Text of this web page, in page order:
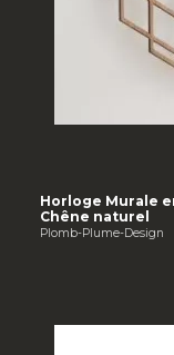
Horloge Murale
Chêne naturel
Plomb-Plume-Design